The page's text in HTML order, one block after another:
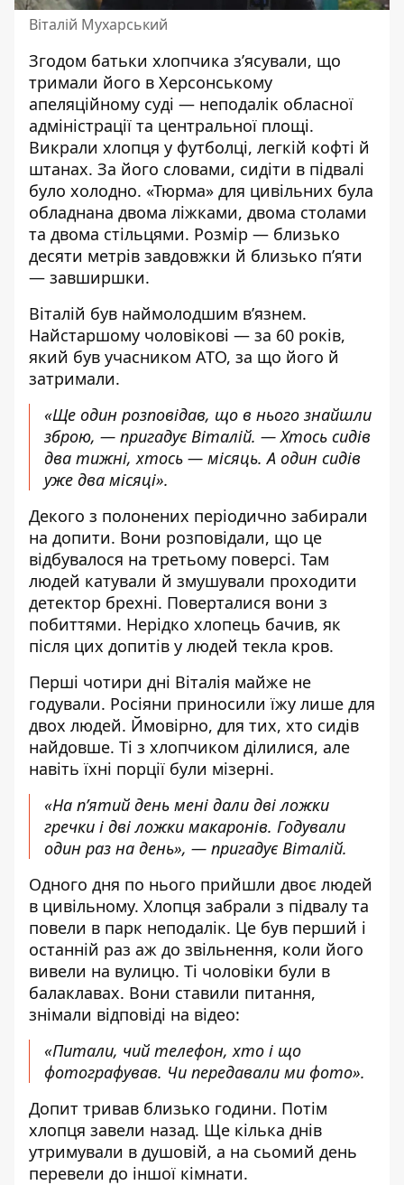
Віталій Мухарський
Згодом батьки хлопчика з’ясували, що
тримали його в Херсонському
апеляційному суді — неподалік обласної
адміністрації та центральної площі.
Викрали хлопця у футболці, легкій кофті й
штанах. За його словами, сидіти в підвалі
було холодно. «Тюрма» для цивільних була
обладнана двома ліжками, двома столами
та двома стільцями. Розмір — близько
десяти метрів завдовжки й близько п’яти
— завширшки.
Віталій був наймолодшим в’язнем.
Найстаршому чоловікові — за 60 років,
який був учасником АТО, за що його й
затримали.
«Ще один розповідав, що в нього знайшли
зброю, — пригадує Віталій. — Хтось сидів
два тижні, хтось — місяць. А один сидів
уже два місяці».
Декого з полонених періодично забирали
на допити. Вони розповідали, що це
відбувалося на третьому поверсі. Там
людей катували й змушували проходити
детектор брехні. Поверталися вони з
побиттями. Нерідко хлопець бачив, як
після цих допитів у людей текла кров.
Перші чотири дні Віталія майже не
годували. Росіяни приносили їжу лише для
двох людей. Ймовірно, для тих, хто сидів
найдовше. Ті з хлопчиком ділилися, але
навіть їхні порції були мізерні.
«На п’ятий день мені дали дві ложки
гречки і дві ложки макаронів. Годували
один раз на день», — пригадує Віталій.
Одного дня по нього прийшли двоє людей
в цивільному. Хлопця забрали з підвалу та
повели в парк неподалік. Це був перший і
останній раз аж до звільнення, коли його
вивели на вулицю. Ті чоловіки були в
балаклавах. Вони ставили питання,
знімали відповіді на відео:
«Питали, чий телефон, хто і що
фотографував. Чи передавали ми фото».
Допит тривав близько години. Потім
хлопця завели назад. Ще кілька днів
утримували в душовій, а на сьомий день
перевели до іншої кімнати.